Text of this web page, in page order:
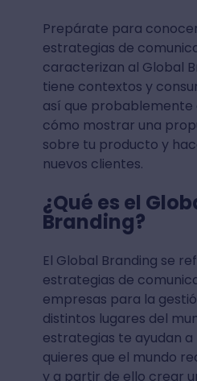
Prepárate para
estrategias de
caracterizan al Global
tiene contextos y
así que
cómo mostrar una
sobre tu producto y
nuevos clientes.
¿Qué es el
Branding?
El Global Branding se
estrategias de
empresas para la
distintos lugares del
estrategias te ayudan
quieres que el mundo
y a partir de ello crear